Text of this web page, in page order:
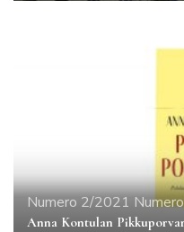
Numero 2/2021
Anna Kontulan